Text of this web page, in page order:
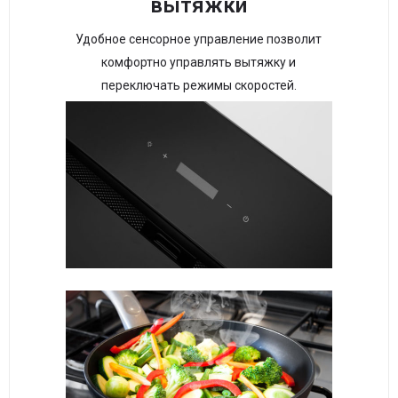
вытяжки
Удобное сенсорное управление позволит
комфортно управлять вытяжку и
переключать режимы скоростей.